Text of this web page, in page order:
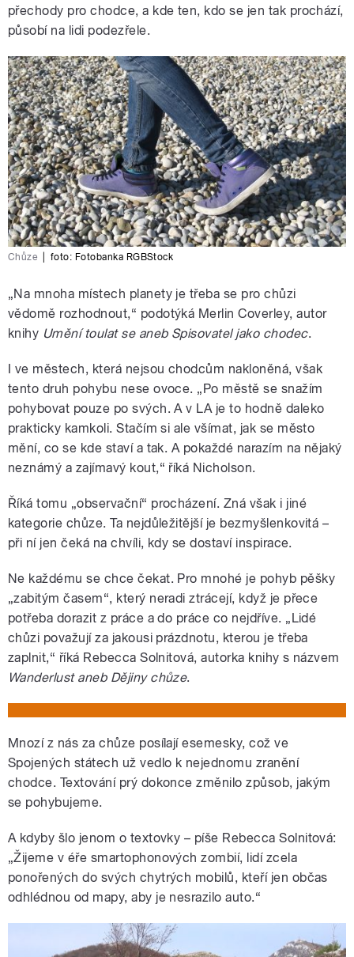
přechody pro chodce, a kde ten, kdo se jen tak prochází,
působí na lidi podezřele.
Chůze foto: Fotobanka RGBStock
„Na mnoha místech planety je třeba se pro chůzi
vědomě rozhodnout,“ podotýká Merlin Coverley, autor
knihy Umění toulat se aneb Spisovatel jako chodec.
I ve městech, která nejsou chodcům nakloněná, však
tento druh pohybu nese ovoce. „Po městě se snažím
pohybovat pouze po svých. A v LA je to hodně daleko
prakticky kamkoli. Stačím si ale všímat, jak se město
mění, co se kde staví a tak. A pokaždé narazím na nějaký
neznámý a zajímavý kout,“ říká Nicholson.
Říká tomu „observační“ procházení. Zná však i jiné
kategorie chůze. Ta nejdůležitější je bezmyšlenkovitá –
při ní jen čeká na chvíli, kdy se dostaví inspirace.
Ne každému se chce čekat. Pro mnohé je pohyb pěšky
„zabitým časem“, který neradi ztrácejí, když je přece
potřeba dorazit z práce a do práce co nejdříve. „Lidé
chůzi považují za jakousi prázdnotu, kterou je třeba
zaplnit,“ říká Rebecca Solnitová, autorka knihy s názvem
Wanderlust aneb Dějiny chůze.
Mnozí z nás za chůze posílají esemesky, což ve
Spojených státech už vedlo k nejednomu zranění
chodce. Textování prý dokonce změnilo způsob, jakým
se pohybujeme.
A kdyby šlo jenom o textovky – píše Rebecca Solnitová:
„Žijeme v éře smartophonových zombií, lidí zcela
ponořených do svých chytrých mobilů, kteří jen občas
odhlédnou od mapy, aby je nesrazilo auto.“